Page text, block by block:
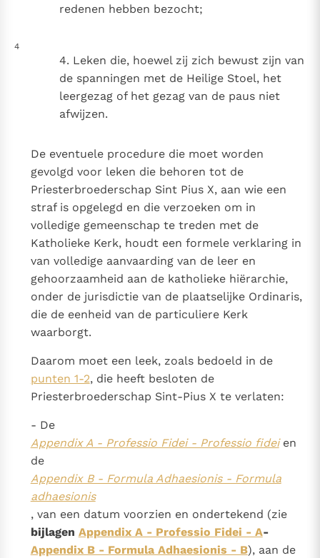
redenen hebben bezocht;
4
4. Leken die, hoewel zij zich bewust zijn van
de spanningen met de Heilige Stoel, het
leergezag of het gezag van de paus niet
afwijzen.
De eventuele procedure die moet worden
gevolgd voor leken die behoren tot de
Priesterbroederschap Sint Pius X, aan wie een
straf is opgelegd en die verzoeken om in
volledige gemeenschap te treden met de
Katholieke Kerk, houdt een formele verklaring in
van volledige aanvaarding van de leer en
gehoorzaamheid aan de katholieke hiërarchie,
onder de jurisdictie van de plaatselijke Ordinaris,
die de eenheid van de particuliere Kerk
waarborgt.
Daarom moet een leek, zoals bedoeld in de
punten 1-2, die heeft besloten de
Priesterbroederschap Sint-Pius X te verlaten:
- De
Appendix A - Professio Fidei - Professio fideien
de
Appendix B - Formula Adhaesionis - Formula
adhaesionis
, van een datum voorzien en ondertekend (zie
bijlagen Appendix A - Professio Fidei - A-
Appendix B - Formula Adhaesionis - B), aan de